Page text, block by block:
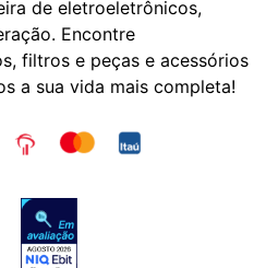
de eletroeletrônicos,
Encontre
filtros e peças e acessórios
a sua vida mais completa!